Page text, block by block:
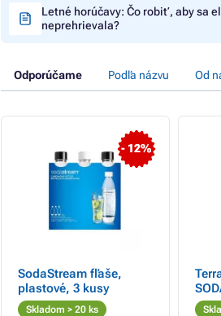
Letné horúčavy: Čo robiť, aby sa
neprehrievala?
Odporúčame Podľa názvu Od
- 12%
SodaStream fľaše,
plastové, 3 kusy
Skladom > 20 ks